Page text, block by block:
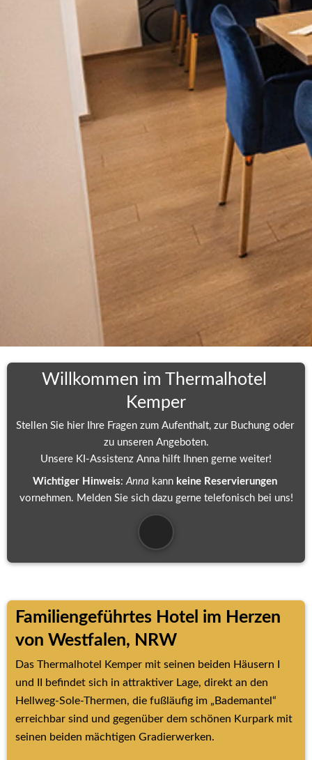
Willkommen im Thermalhotel
Kemper
Stellen Sie hier Ihre Fragen zum Aufenthalt, zur Buchung oder
zu unseren Angeboten.
Unsere KI-Assistenz Anna hilft Ihnen gerne weiter!
Wichtiger Hinweis: Anna kann keine Reservierungen
vornehmen. Melden Sie sich dazu gerne telefonisch bei uns!
Familiengeführtes Hotel im Herzen
von Westfalen, NRW
Das Thermalhotel Kemper mit seinen beiden Häusern I
und II befindet sich in attraktiver Lage, direkt an den
Hellweg-Sole-Thermen, die fußläufig im „Bademantel“
erreichbar sind und gegenüber dem schönen Kurpark mit
seinen beiden mächtigen Gradierwerken.